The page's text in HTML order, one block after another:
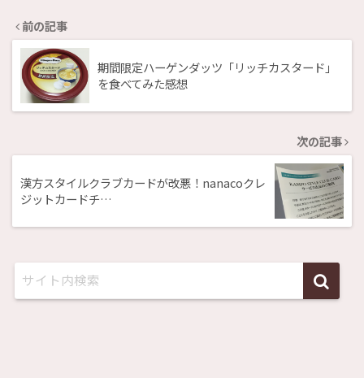
前の記事
期間限定ハーゲンダッツ「リッチカスタード」
を食べてみた感想
次の記事
漢方スタイルクラブカードが改悪！nanacoクレ
ジットカードチ…